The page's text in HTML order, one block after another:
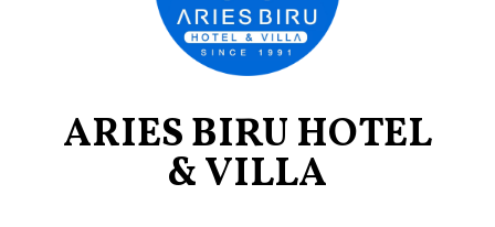
ARIES BIRU HOTEL
& VILLA